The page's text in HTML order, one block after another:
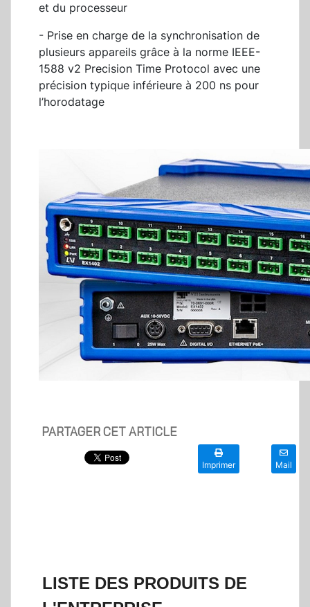
et du processeur
- Prise en charge de la synchronisation de
plusieurs appareils grâce à la norme IEEE-
1588 v2 Precision Time Protocol avec une
précision typique inférieure à 200 ns pour
l’horodatage
PARTAGER CET ARTICLE
Imprimer Mail
LISTE DES PRODUITS DE